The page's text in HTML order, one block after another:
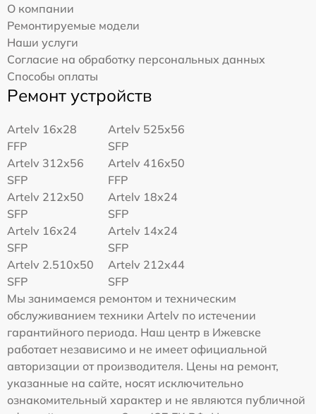
О компании
Ремонтируемые модели
Наши услуги
Согласие на обработку персональных данных
Способы оплаты
Ремонт устройств
Artelv 16x28
FFP
Artelv 525x56
SFP
Artelv 312x56
SFP
Artelv 416x50
FFP
Artelv 212x50
SFP
Artelv 18x24
SFP
Artelv 16x24
SFP
Artelv 14x24
SFP
Artelv 2.510x50
SFP
Artelv 212x44
SFP
Мы занимаемся ремонтом и техническим
обслуживанием техники Artelv по истечении
гарантийного периода. Наш центр в Ижевске
работает независимо и не имеет официальной
авторизации от производителя. Цены на ремонт,
указанные на сайте, носят исключительно
ознакомительный характер и не являются публичной